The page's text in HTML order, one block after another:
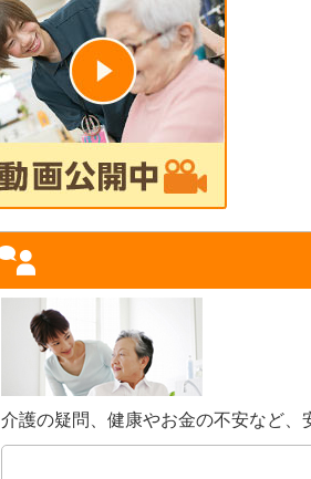
介護の疑問、健康やお金の不安など、